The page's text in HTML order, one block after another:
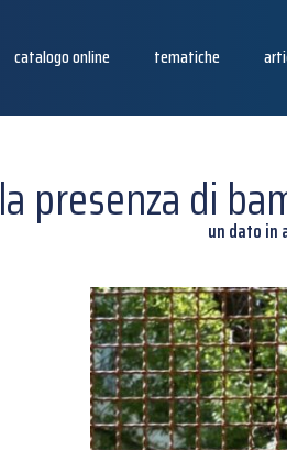
catalogo online tematiche
la presenza diun dato in